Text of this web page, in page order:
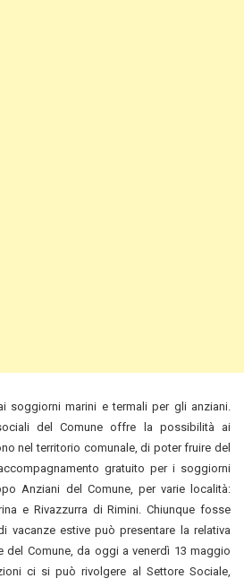
soggiorni marini e termali per gli anziani.
del Comune offre la possibilità ai
nel territorio comunale, di poter fruire del
gratuito per i soggiorni
Anziani del Comune, per varie località:
e Rivazzurra di Rimini. Chiunque fosse
vacanze estive può presentare la relativa
del Comune, da oggi a venerdì 13 maggio
ci si può rivolgere al Settore Sociale,